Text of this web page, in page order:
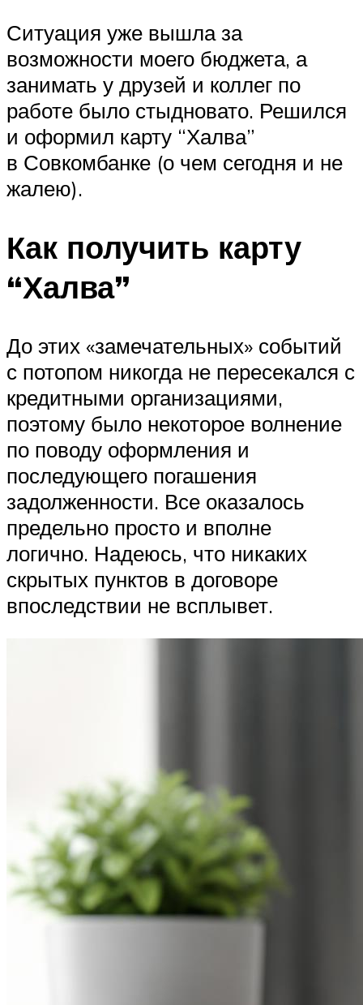
Ситуация уже вышла за
возможности моего бюджета, а
занимать у друзей и коллег по
работе было стыдновато. Решился
и оформил карту “Халва”
в Совкомбанке (о чем сегодня и не
жалею).
Как получить карту
“Халва”
До этих «замечательных» событий
с потопом никогда не пересекался с
кредитными организациями,
поэтому было некоторое волнение
по поводу оформления и
последующего погашения
задолженности. Все оказалось
предельно просто и вполне
логично. Надеюсь, что никаких
скрытых пунктов в договоре
впоследствии не всплывет.